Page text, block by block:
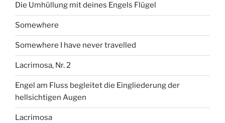
Die Umhüllung mit deines Engels Flügel
Somewhere
Somewhere I have never travelled
Lacrimosa, Nr. 2
Engel am Fluss begleitet die Eingliederung der
hellsichtigen Augen
Lacrimosa